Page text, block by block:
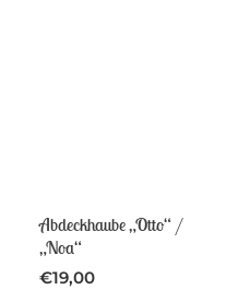
Abdeckhaube „Otto“ /
„Noa“
€19,00